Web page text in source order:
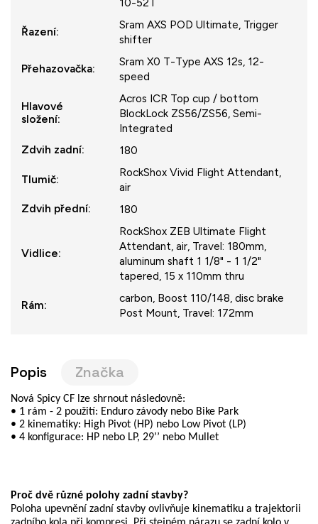
Řazení:
Sram AXS POD Ultimate, Trigger
shifter
Přehazovačka:
Sram X0 T-Type AXS 12s, 12-
speed
Hlavové
složení:
Acros ICR Top cup / bottom
BlockLock ZS56/ZS56, Semi-
Integrated
Zdvih zadní: 180
Tlumič:
RockShox Vivid Flight Attendant,
air
Zdvih přední: 180
Vidlice:
RockShox ZEB Ultimate Flight
Attendant, air, Travel: 180mm,
aluminum shaft 1 1/8" - 1 1/2"
tapered, 15 x 110mm thru
Rám:
carbon, Boost 110/148, disc brake
Post Mount, Travel: 172mm
Popis Značka
Nová Spicy CF lze shrnout následovně:
• 1 rám - 2 použití: Enduro závody nebo Bike Park
• 2 kinematiky: High Pivot (HP) nebo Low Pivot (LP)
• 4 konfigurace: HP nebo LP, 29’’ nebo Mullet
Proč dvě různé polohy zadní stavby?
Poloha upevnění zadní stavby ovlivňuje kinematiku a trajektorii